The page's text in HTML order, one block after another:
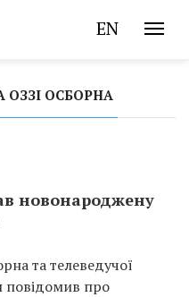
EN
ОСБОРНА
новонароджену
та телеведучої
про